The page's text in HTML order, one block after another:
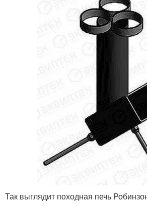
Так выглядит походная печь